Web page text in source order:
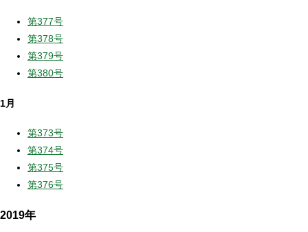
第377号
第378号
第379号
第380号
1月
第373号
第374号
第375号
第376号
2019年